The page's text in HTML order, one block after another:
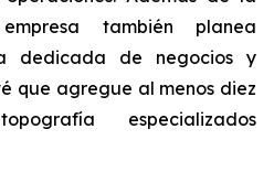
también planea
dedicada de negocios y
que agregue al menos diez
especializados